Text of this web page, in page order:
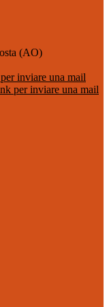
(AO)
inviare una mail
per inviare una mail